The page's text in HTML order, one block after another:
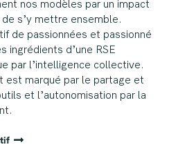
nos modèles par un impact
s’y mettre ensemble.
de passionnées et passionné
ingrédients d’une RSE
par l’intelligence collective.
est marqué par le partage et
et l’autonomisation par la